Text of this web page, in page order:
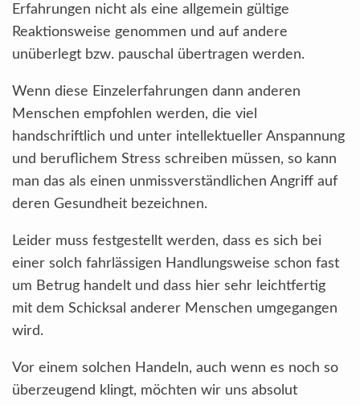
Erfahrungen nicht als eine allgemein gültige
Reaktionsweise genommen und auf andere
unüberlegt bzw. pauschal übertragen werden.
Wenn diese Einzelerfahrungen dann anderen
Menschen empfohlen werden, die viel
handschriftlich und unter intellektueller Anspannung
und beruflichem Stress schreiben müssen, so kann
man das als einen unmissverständlichen Angriff auf
deren Gesundheit bezeichnen.
Leider muss festgestellt werden, dass es sich bei
einer solch fahrlässigen Handlungsweise schon fast
um Betrug handelt und dass hier sehr leichtfertig
mit dem Schicksal anderer Menschen umgegangen
wird.
Vor einem solchen Handeln, auch wenn es noch so
überzeugend klingt, möchten wir uns absolut